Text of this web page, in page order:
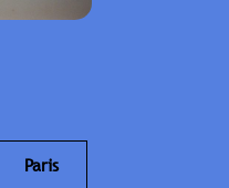
Paris